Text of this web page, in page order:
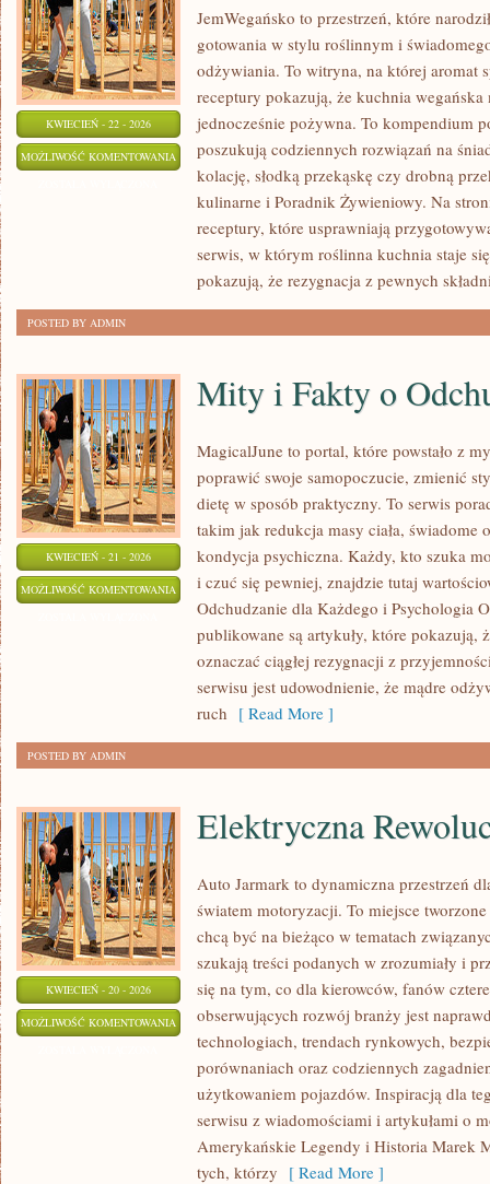
KWIECIEŃ - 22 - 2026
MOŻLIWOŚĆ KOMENTOWANIA
POCZĄTKUJĄCYCH
JemWegańsko to przestrzeń, które
gotowania w stylu roślinnym i
odżywiania. To witryna, na której aromat
receptury pokazują, że kuchnia
jednocześnie pożywna. To kompendium
poszukują codziennych rozwiązań na
kolację, słodką przekąskę czy drobną
kulinarne i Poradnik Żywieniowy. Na
receptury, które usprawniają
serwis, w którym roślinna kuchnia staje
pokazują, że rezygnacja z pewnych
POSTED BY ADMIN
KWIECIEŃ - 21 - 2026
MOŻLIWOŚĆ KOMENTOWANIA MITY
FAKTY
ODCHUDZANIU
Mity i Fakty o
MagicalJune to portal, które powstało z
poprawić swoje samopoczucie, zmienić
dietę w sposób praktyczny. To serwis
takim jak redukcja masy ciała, świadome
kondycja psychiczna. Każdy, kto szuka
i czuć się pewniej, znajdzie tutaj
Odchudzanie dla Każdego i Psychologia
publikowane są artykuły, które pokazują,
oznaczać ciągłej rezygnacji z
serwisu jest udowodnienie, że mądre
ruch [ Read More ]
POSTED BY ADMIN
KWIECIEŃ - 20 - 2026
MOŻLIWOŚĆ KOMENTOWANIA ELEKTRYCZNA
REWOLUCJA
Elektryczna
Auto Jarmark to dynamiczna przestrzeń
światem motoryzacji. To miejsce
chcą być na bieżąco w tematach
szukają treści podanych w zrozumiały i
się na tym, co dla kierowców, fanów
obserwujących rozwój branży jest
technologiach, trendach rynkowych,
porównaniach oraz codziennych
użytkowaniem pojazdów. Inspiracją dla
serwisu z wiadomościami i artykułami o
Amerykańskie Legendy i Historia Marek
tych, którzy [ Read More ]